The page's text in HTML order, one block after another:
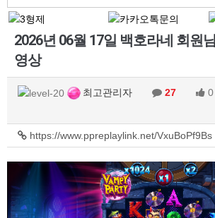
2026년 06월 17일 백호라네 회원
영상
최고관리자 27 0
https://www.ppreplaylink.net/VxuBoPf9Bs